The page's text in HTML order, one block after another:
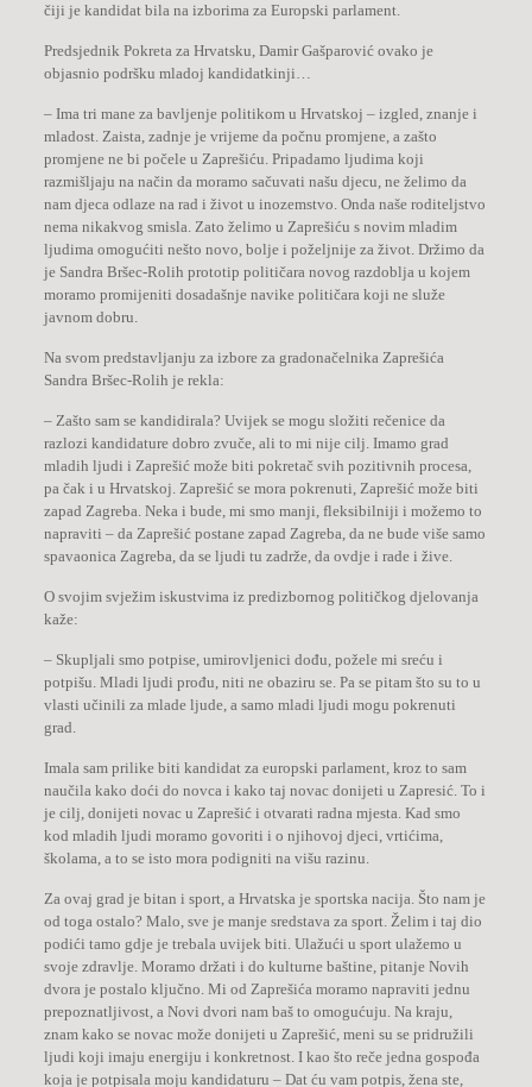
čiji je kandidat bila na izborima za Europski parlament.
Predsjednik Pokreta za Hrvatsku, Damir Gašparović ovako je
objasnio podršku mladoj kandidatkinji…
– Ima tri mane za bavljenje politikom u Hrvatskoj – izgled, znanje i
mladost. Zaista, zadnje je vrijeme da počnu promjene, a zašto
promjene ne bi počele u Zaprešiću. Pripadamo ljudima koji
razmišljaju na način da moramo sačuvati našu djecu, ne želimo da
nam djeca odlaze na rad i život u inozemstvo. Onda naše roditeljstvo
nema nikakvog smisla. Zato želimo u Zaprešiću s novim mladim
ljudima omogućiti nešto novo, bolje i poželjnije za život. Držimo da
je Sandra Bršec-Rolih prototip političara novog razdoblja u kojem
moramo promijeniti dosadašnje navike političara koji ne služe
javnom dobru.
Na svom predstavljanju za izbore za gradonačelnika Zaprešića
Sandra Bršec-Rolih je rekla:
– Zašto sam se kandidirala? Uvijek se mogu složiti rečenice da
razlozi kandidature dobro zvuče, ali to mi nije cilj. Imamo grad
mladih ljudi i Zaprešić može biti pokretač svih pozitivnih procesa,
pa čak i u Hrvatskoj. Zaprešić se mora pokrenuti, Zaprešić može biti
zapad Zagreba. Neka i bude, mi smo manji, fleksibilniji i možemo to
napraviti – da Zaprešić postane zapad Zagreba, da ne bude više samo
spavaonica Zagreba, da se ljudi tu zadrže, da ovdje i rade i žive.
O svojim svježim iskustvima iz predizbornog političkog djelovanja
kaže:
– Skupljali smo potpise, umirovljenici dođu, požele mi sreću i
potpišu. Mladi ljudi prođu, niti ne obaziru se. Pa se pitam što su to u
vlasti učinili za mlade ljude, a samo mladi ljudi mogu pokrenuti
grad.
Imala sam prilike biti kandidat za europski parlament, kroz to sam
naučila kako doći do novca i kako taj novac donijeti u Zapresić. To i
je cilj, donijeti novac u Zaprešić i otvarati radna mjesta. Kad smo
kod mladih ljudi moramo govoriti i o njihovoj djeci, vrtićima,
školama, a to se isto mora podigniti na višu razinu.
Za ovaj grad je bitan i sport, a Hrvatska je sportska nacija. Što nam je
od toga ostalo? Malo, sve je manje sredstava za sport. Želim i taj dio
podići tamo gdje je trebala uvijek biti. Ulažući u sport ulažemo u
svoje zdravlje. Moramo držati i do kulturne baštine, pitanje Novih
dvora je postalo ključno. Mi od Zaprešića moramo napraviti jednu
prepoznatljivost, a Novi dvori nam baš to omogućuju. Na kraju,
znam kako se novac može donijeti u Zaprešić, meni su se pridružili
ljudi koji imaju energiju i konkretnost. I kao što reče jedna gospođa
koja je potpisala moju kandidaturu – Dat ću vam potpis, žena ste,